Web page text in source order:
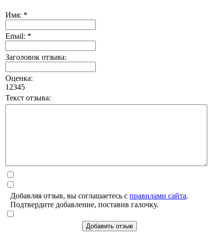
Имя: *
Email: *
Заголовок отзыва:
Оценка:
1 2345
Текст отзыва:
Добавляя отзыв, вы соглашаетесь с правилами сайта.
Подтвердите добавление, поставив галочку.
Добавить отзыв